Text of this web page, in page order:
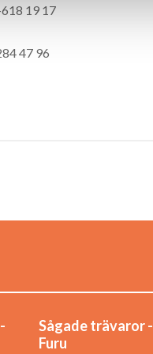
19 17
47 96
Sågade trävaror -
Furu